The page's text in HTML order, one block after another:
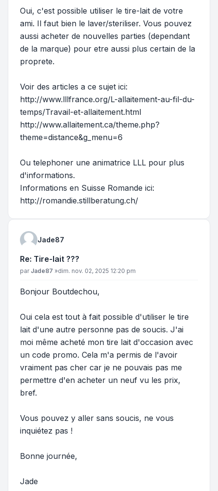
Oui, c'est possible utiliser le tire-lait de votre
ami. Il faut bien le laver/steriliser. Vous pouvez
aussi acheter de nouvelles parties (dependant
de la marque) pour etre aussi plus certain de la
proprete.
Voir des articles a ce sujet ici:
http://www.lllfrance.org/L-allaitement-au-fil-du-
temps/Travail-et-allaitement.html
http://www.allaitement.ca/theme.php?
theme=distance&g_menu=6
Ou telephoner une animatrice LLL pour plus
d'informations.
Informations en Suisse Romande ici:
http://romandie.stillberatung.ch/
Jade87
Re: Tire-lait ???
Message
par Jade87 »dim. nov. 02, 2025 12:20 pm
Bonjour Boutdechou,
Oui cela est tout à fait possible d'utiliser le tire
lait d'une autre personne pas de soucis. J'ai
moi même acheté mon tire lait d'occasion avec
un code promo. Cela m'a permis de l'avoir
vraiment pas cher car je ne pouvais pas me
permettre d'en acheter un neuf vu les prix,
bref.
Vous pouvez y aller sans soucis, ne vous
inquiétez pas !
Bonne journée,
Jade